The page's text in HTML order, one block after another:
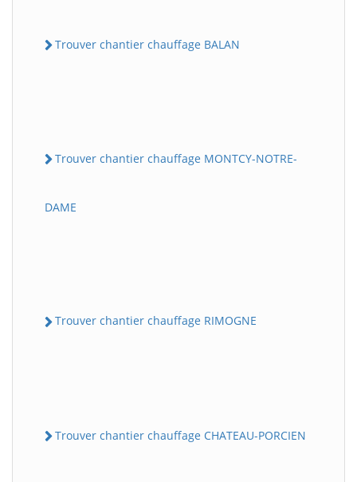
Trouver chantier chauffage BALAN
Trouver chantier chauffage MONTCY-NOTRE-
DAME
Trouver chantier chauffage RIMOGNE
Trouver chantier chauffage CHATEAU-PORCIEN